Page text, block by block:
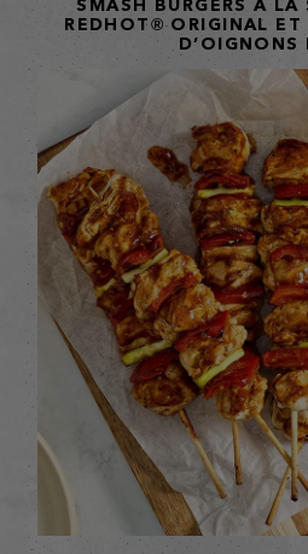
SMASH BURGERS À LA
REDHOT® ORIGINAL ET
D’OIGNONS